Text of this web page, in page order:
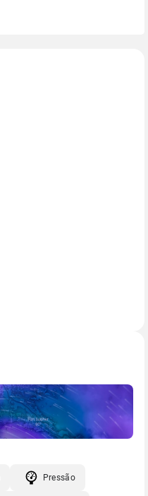
Pressão